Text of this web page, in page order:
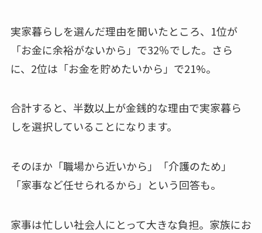
実家暮らしを選んだ理由を聞いたところ、 1位が
「お金に余裕がないから」で32％でした。さら
に、2位は「お金を貯めたいから」で21%。
合計すると、半数以上が金銭的な理由で実家暮ら
しを選択していることになります。
そのほか「職場から近いから」「介護のため」
「家事など任せられるから」という回答も。
家事は忙しい社会人にとって大きな負担。家族にお